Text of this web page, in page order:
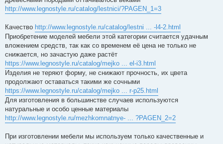
http://www.legnostyle.ru/catalog/lestnici/?PAGEN_1=3
Качество http://www.legnostyle.ru/catalog/lestni ... -l4-2.html
Приобретение моделей мебели этой категории считается удачным
вложением средств, так как со временем её цена не только не
снижается, но зачастую даже растёт
https://www.legnostyle.ru/catalog/mejko ... el-i3.html
Изделия не теряют форму, не снижают прочность, их цвета
продолжают оставаться такими же сочными
https://www.legnostyle.ru/catalog/mejko ... r-p25.html
Для изготовления в большинстве случаев используются
натуральные и особо ценные материалы
http://www.legnostyle.ru/mezhkomnatnye- ... ?PAGEN_2=2
При изготовлении мебели мы используем только качественные и